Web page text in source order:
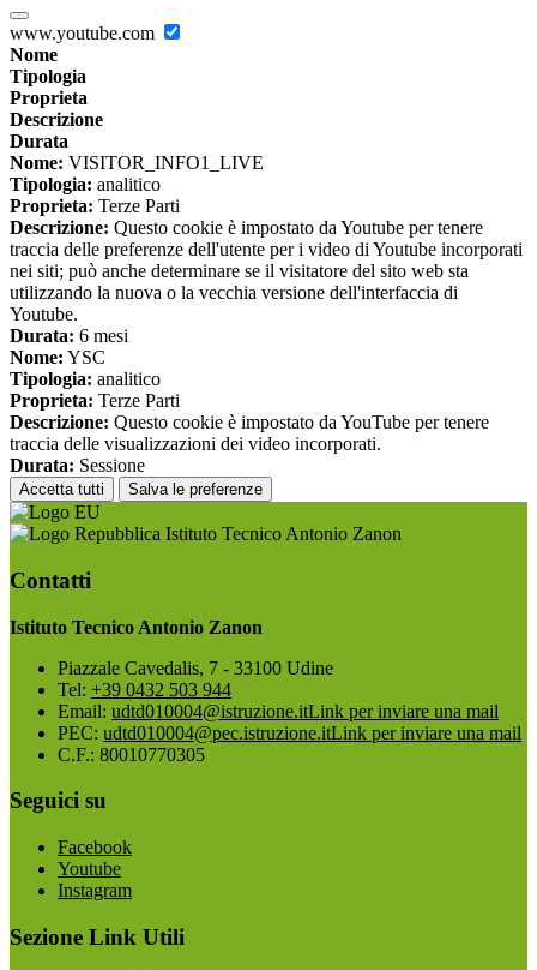
www.youtube.com
Nome
Tipologia
Proprieta
Descrizione
Durata
Nome: VISITOR_INFO1_LIVE
Tipologia: analitico
Proprieta: Terze Parti
Descrizione: Questo cookie è impostato da Youtube per tenere
traccia delle preferenze dell'utente per i video di Youtube incorporati
nei siti; può anche determinare se il visitatore del sito web sta
utilizzando la nuova o la vecchia versione dell'interfaccia di
Youtube.
Durata: 6 mesi
Nome: YSC
Tipologia: analitico
Proprieta: Terze Parti
Descrizione: Questo cookie è impostato da YouTube per tenere
traccia delle visualizzazioni dei video incorporati.
Durata: Sessione
Accetta tutti Salva le preferenze
Istituto Tecnico Antonio Zanon
Contatti
Istituto Tecnico Antonio Zanon
Piazzale Cavedalis, 7 - 33100 Udine
Tel: +39 0432 503 944
Email: udtd010004@istruzione.itLink per inviare una mail
PEC: udtd010004@pec.istruzione.itLink per inviare una mail
C.F.: 80010770305
Seguici su
Facebook
Youtube
Instagram
Sezione Link Utili